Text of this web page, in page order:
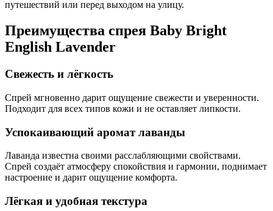
путешествий или перед выходом на улицу.
Преимущества спрея Baby Bright
English Lavender
Свежесть и лёгкость
Спрей мгновенно дарит ощущение свежести и уверенности.
Подходит для всех типов кожи и не оставляет липкости.
Успокаивающий аромат лаванды
Лаванда известна своими расслабляющими свойствами.
Спрей создаёт атмосферу спокойствия и гармонии, поднимает
настроение и дарит ощущение комфорта.
Лёгкая и удобная текстура